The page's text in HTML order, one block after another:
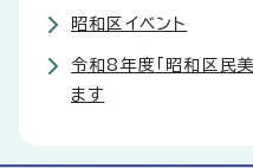
昭和区イベント
令和8年度「昭和区民
ます